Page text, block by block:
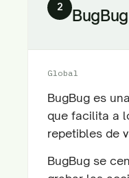
2 BugBug
Global
BugBug es
que facilita a
repetibles de
BugBug se